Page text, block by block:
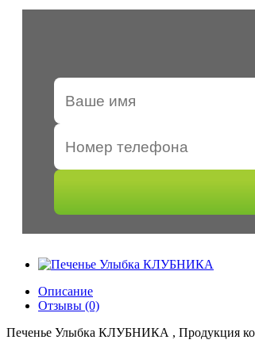
Описание
Отзывы (0)
Печенье Улыбка КЛУБНИКА , Продукция